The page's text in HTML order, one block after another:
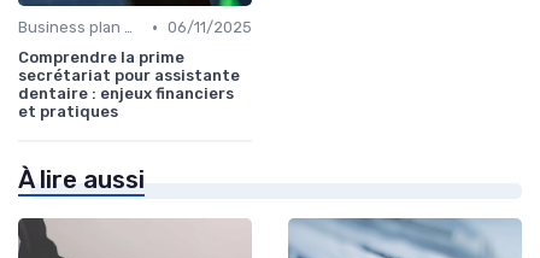
Business plan & modélisation financière • 06/11/2025
Comprendre la prime
secrétariat pour assistante
dentaire : enjeux financiers
et pratiques
À lire aussi